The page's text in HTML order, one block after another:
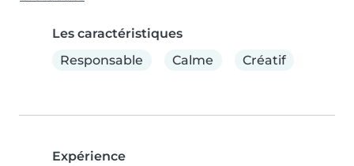
Les caractéristiques
Responsable
Calme Créatif
Expérience